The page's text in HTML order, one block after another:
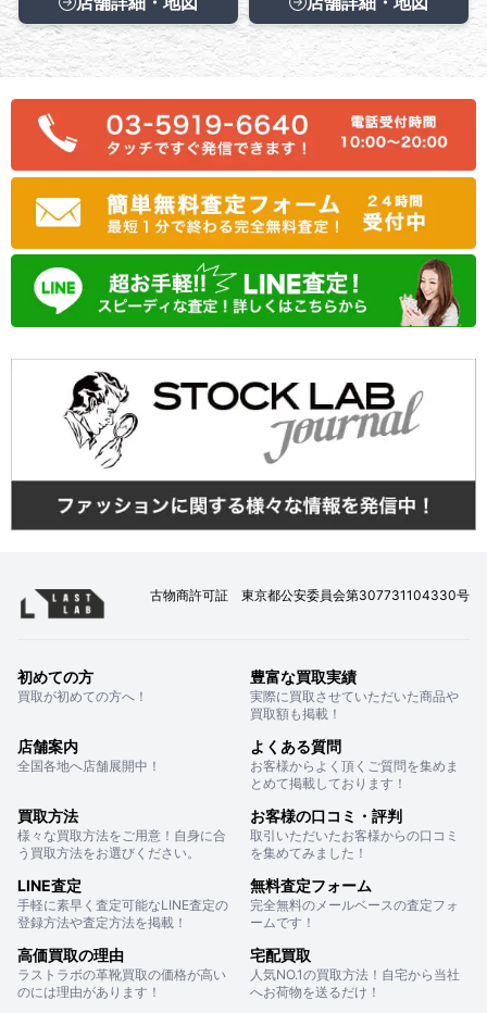
古物商許可証 東京都公安委員会第307731104330号
初めての方
買取が初めての方へ！
豊富な買取実績
実際に買取させていただいた商品や
買取額も掲載！
店舗案内
全国各地へ店舗展開中！
よくある質問
お客様からよく頂くご質問を集めま
とめて掲載しております！
買取方法
様々な買取方法をご用意！自身に合
う買取方法をお選びください。
お客様の口コミ・評判
取引いただいたお客様からの口コミ
を集めてみました！
LINE査定
手軽に素早く査定可能なLINE査定の
登録方法や査定方法を掲載！
無料査定フォーム
完全無料のメールベースの査定フォ
ームです！
高価買取の理由
ラストラボの革靴買取の価格が高い
のには理由があります！
宅配買取
人気NO.1の買取方法！自宅から当社
へお荷物を送るだけ！